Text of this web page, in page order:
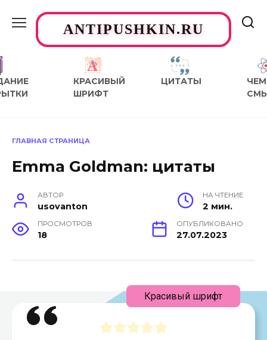
содержаниюANTIPUSHKIN.RU
КРАСИВЫЙ
ШРИФТ
ЦИТАТЫ
ЧЕМ
ГЛАВНАЯ СТРАНИЦА
Emma Goldman: цитаты
АВТОР
usovanton
НА ЧТЕНИЕ
2 мин.
ПРОСМОТРОВ
18
ОПУБЛИКОВАНО
27.07.2023
Красивый шрифт